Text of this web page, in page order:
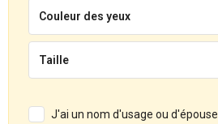
Couleur des yeux
Taille
J'ai un nom d'usage ou d'épouse